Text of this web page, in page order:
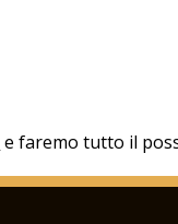
e faremo tutto il